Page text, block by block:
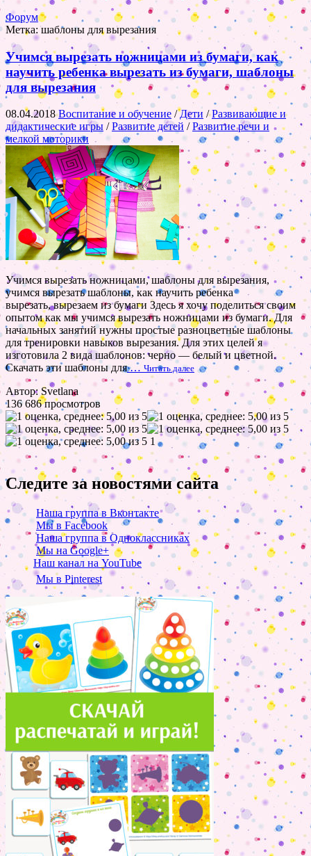
Форум
Метка:шаблоны для вырезания
Учимся вырезать ножницами из бумаги, как
научить ребенка вырезать из бумаги, шаблоны
для вырезания
08.04.2018Воспитание и обучение /Дети /Развивающие и
дидактические игры /Развитие детей /Развитие речи и
мелкой моторики
Учимся вырезать ножницами, шаблоны для вырезания,
учимся вырезать шаблоны, как научить ребенка
вырезать, вырезаем из бумаги Здесь я хочу поделиться своим
опытом как мы учимся вырезать ножницами из бумаги. Для
начальных занятий нужны простые разноцветные шаблоны
для тренировки навыков вырезания. Для этих целей я
изготовила 2 вида шаблонов: черно — белый и цветной.
Скачать эти шаблоны для… Читать далее
Автор: Svetlana
136 686 просмотров
1
Следите за новостями сайта
Наша группа в Вконтакте
Мы в Facebook
Наша группа в Одноклассниках
Мы на Google+
Наш канал на YouTube
Мы в Pinterest